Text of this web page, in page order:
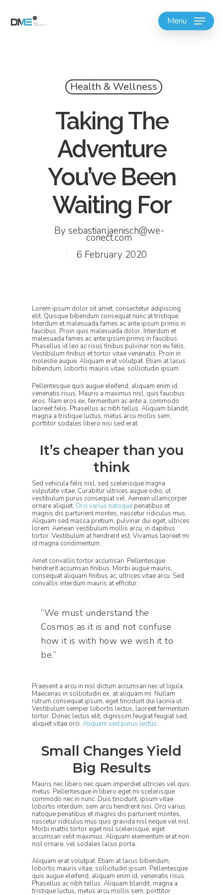
Menu
Health & Wellness
Taking The
Adventure
You’ve Been
Waiting For
By sebastian.jaenisch@we-
conect.com
6 February 2020
Lorem ipsum dolor sit amet, consectetur adipiscing
elit. Quisque bibendum consequat nunc at tristique.
Interdum et malesuada fames ac ante ipsum primis in
faucibus. Proin quis malesuada dolor. Interdum et
malesuada fames ac ante ipsum primis in faucibus.
Phasellus id leo ac risus finibus pulvinar non eu felis.
Vestibulum finibus et tortor vitae venenatis. Proin in
molestie augue. Aliquam erat volutpat. Etiam at lacus
bibendum, lobortis mauris vitae, sollicitudin ipsum.
Pellentesque quis augue eleifend, aliquam enim id,
venenatis risus. Mauris a maximus nisl, quis faucibus
eros. Nam eros ex, fermentum ac ante a, commodo
laoreet felis. Phasellus ac nibh tellus. Aliquam blandit,
magna a tristique luctus, metus arcu mollis sem,
porttitor sodales libero nisi sed erat.
It’s cheaper than you
think
Sed vehicula felis nisl, sed scelerisque magna
vulputate vitae. Curabitur ultrices augue odio, ut
vestibulum purus consequat vel. Aenean ullamcorper
ornare aliquet. Orci varius natoque penatibus et
magnis dis parturient montes, nascetur ridiculus mus.
Aliquam sed massa pretium, pulvinar dui eget, ultrices
lorem. Aenean vestibulum mollis arcu, in dapibus
tortor. Vestibulum at hendrerit est. Vivamus laoreet mi
id magna condimentum.
Amet convallis tortor accumsan. Pellentesque
hendrerit accumsan finibus. Morbi augue mauris,
consequat aliquam finibus ac, ultrices vitae arcu. Sed
convallis interdum mauris at efficitur.
“We must understand the
Cosmos as it is and not confuse
how it is with how we wish it to
be.”
Praesent a arcu in nisl dictum accumsan nec ut ligula.
Maecenas in sollicitudin ex, at aliquam mi. Nullam
rutrum consequat ipsum, eget tincidunt dui lacinia ut.
Vestibulum semper lobortis lectus, laoreet fermentum
tortor. Donec lectus elit, dignissim feugiat feugiat sed,
aliquet vitae orci. Aliquam sed purus lectus.
Small Changes Yield
Big Results
Mauris nec libero nec quam imperdiet ultricies vel quis
metus. Pellentesque in libero eget mi scelerisque
commodo nec in nunc. Duis tincidunt, ipsum vitae
lobortis interdum, sem arcu hendrerit nisi, Orci varius
natoque penatibus et magnis dis parturient montes,
nascetur ridiculus mus quis gravida nisl neque vel nisl.
Morbi mattis tortor eget nisl scelerisque, eget
accumsan velit maximus. Aliquam elementum erat non
nisl ornare, vel sodales lacus porta.
Aliquam erat volutpat. Etiam at lacus bibendum,
lobortis mauris vitae, sollicitudin ipsum. Pellentesque
quis augue eleifend, aliquam enim id, venenatis risus.
Phasellus ac nibh tellus. Aliquam blandit, magna a
tristique luctus, metus arcu mollis sem, porttitor